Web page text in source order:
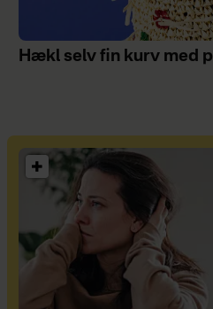
Hækl selv fin kurv med